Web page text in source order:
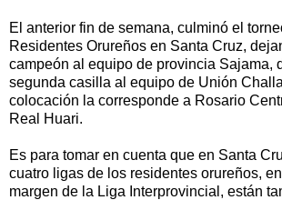
El anterior fin de semana, culminó el
Residentes Orureños en Santa Cruz,
campeón al equipo de provincia Sajama,
segunda casilla al equipo de Unión
colocación la corresponde a Rosario
Real Huari.
Es para tomar en cuenta que en Santa
cuatro ligas de los residentes orureños,
margen de la Liga Interprovincial, están